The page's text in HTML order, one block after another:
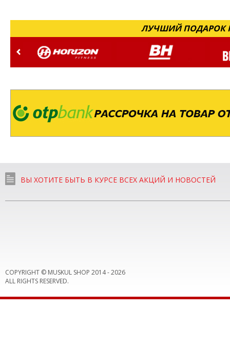
ЛУЧШИЙ ПОДАРОК
ВЫ ХОТИТЕ БЫТЬ В КУРСЕ ВСЕХ АКЦИЙ И НОВОСТЕЙ
COPYRIGHT © MUSKUL SHOP 2014 -2026
ALL RIGHTS RESERVED.